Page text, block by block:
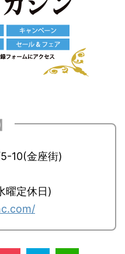
10(金座街)
曜定休日)